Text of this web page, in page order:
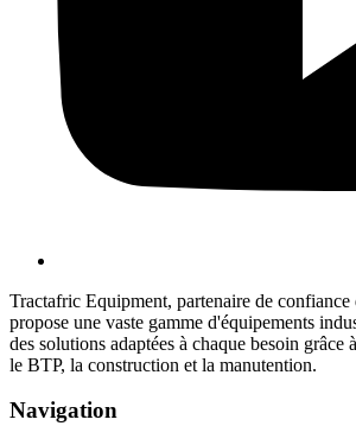
Tractafric Equipment, partenaire de confiance
propose une vaste gamme d'équipements
des solutions adaptées à chaque besoin grâce
le BTP, la construction et la manutention.
Navigation